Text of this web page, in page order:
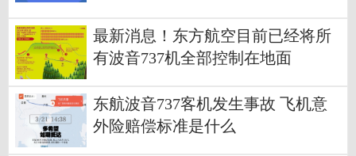
最新消息！东方航空目前已经将所
有波音737机全部控制在地面
东航波音737客机发生事故 飞机意
外险赔偿标准是什么